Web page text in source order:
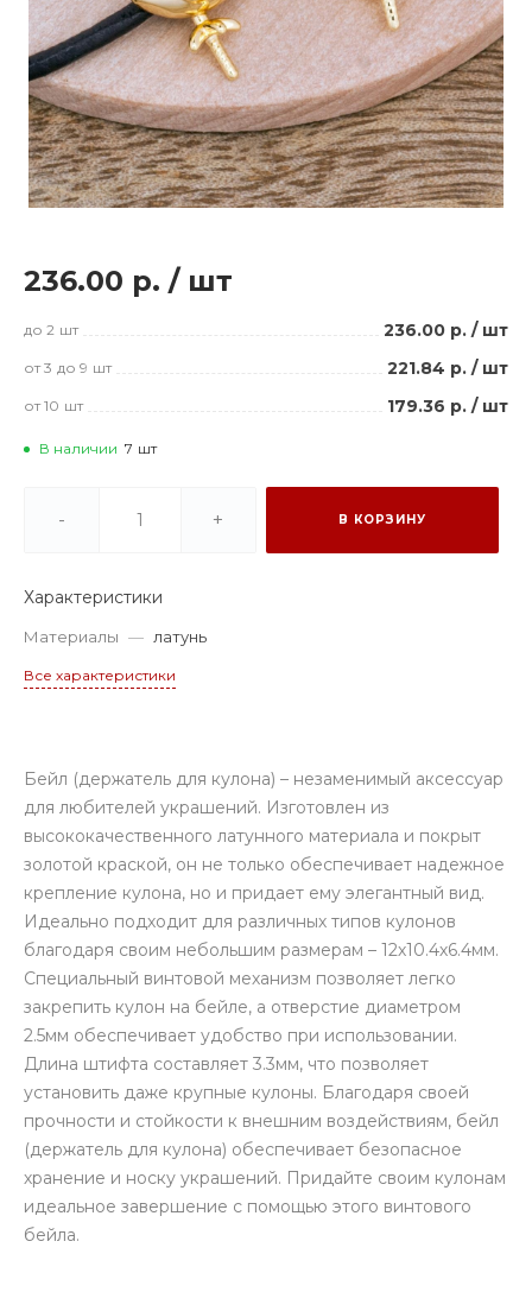
236.00 р. / шт
до 2 шт 236.00 р. / шт
от 3 до 9 шт 221.84 р. / шт
от 10 шт 179.36 р. / шт
В наличии 7 шт
- + В КОРЗИНУ
Характеристики
Материалы — латунь
Все характеристики
Бейл (держатель для кулона) – незаменимый аксессуар
для любителей украшений. Изготовлен из
высококачественного латунного материала и покрыт
золотой краской, он не только обеспечивает надежное
крепление кулона, но и придает ему элегантный вид.
Идеально подходит для различных типов кулонов
благодаря своим небольшим размерам – 12х10.4х6.4мм.
Специальный винтовой механизм позволяет легко
закрепить кулон на бейле, а отверстие диаметром
2.5мм обеспечивает удобство при использовании.
Длина штифта составляет 3.3мм, что позволяет
установить даже крупные кулоны. Благодаря своей
прочности и стойкости к внешним воздействиям, бейл
(держатель для кулона) обеспечивает безопасное
хранение и носку украшений. Придайте своим кулонам
идеальное завершение с помощью этого винтового
бейла.